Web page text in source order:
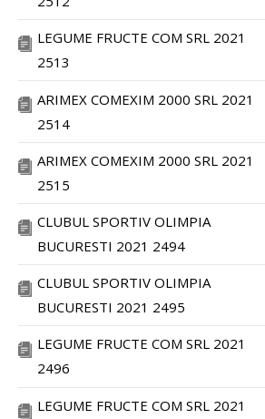
LEGUME FRUCTE COM SRL 2021
2513
ARIMEX COMEXIM 2000 SRL 2021
2514
ARIMEX COMEXIM 2000 SRL 2021
2515
CLUBUL SPORTIV OLIMPIA
BUCURESTI 2021 2494
CLUBUL SPORTIV OLIMPIA
BUCURESTI 2021 2495
LEGUME FRUCTE COM SRL 2021
2496
LEGUME FRUCTE COM SRL 2021